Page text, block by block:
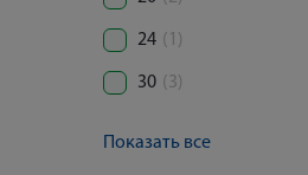
24 (1)
30 (3)
Показать все